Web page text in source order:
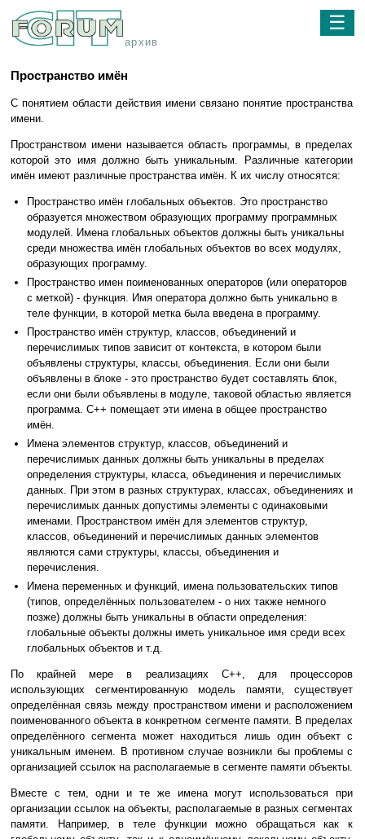
архив
☰
Пространство имён
С понятием области действия имени связано понятие пространства
имени.
Пространством имени называется область программы, в пределах
которой это имя должно быть уникальным. Различные категории
имён имеют различные пространства имён. К их числу относятся:
Пространство имён глобальных объектов. Это пространство
образуется множеством образующих программу программных
модулей. Имена глобальных объектов должны быть уникальны
среди множества имён глобальных объектов во всех модулях,
образующих программу.
Пространство имен поименованных операторов (или операторов
с меткой) - функция. Имя оператора должно быть уникально в
теле функции, в которой метка была введена в программу.
Пространство имён структур, классов, объединений и
перечислимых типов зависит от контекста, в котором были
объявлены структуры, классы, объединения. Если они были
объявлены в блоке - это пространство будет составлять блок,
если они были объявлены в модуле, таковой областью является
программа. C++ помещает эти имена в общее пространство
имён.
Имена элементов структур, классов, объединений и
перечислимых данных должны быть уникальны в пределах
определения структуры, класса, объединения и перечислимых
данных. При этом в разных структурах, классах, объединениях и
перечислимых данных допустимы элементы с одинаковыми
именами. Пространством имён для элементов структур,
классов, объединений и перечислимых данных элементов
являются сами структуры, классы, объединения и
перечисления.
Имена переменных и функций, имена пользовательских типов
(типов, определённых пользователем - о них также немного
позже) должны быть уникальны в области определения:
глобальные объекты должны иметь уникальное имя среди всех
глобальных объектов и т.д.
По крайней мере в реализациях C++, для процессоров
использующих сегментированную модель памяти, существует
определённая связь между пространством имени и расположением
поименованного объекта в конкретном сегменте памяти. В пределах
определённого сегмента может находиться лишь один объект с
уникальным именем. В противном случае возникли бы проблемы с
организацией ссылок на располагаемые в сегменте памяти объекты.
Вместе с тем, одни и те же имена могут использоваться при
организации ссылок на объекты, располагаемые в разных сегментах
памяти. Например, в теле функции можно обращаться как к